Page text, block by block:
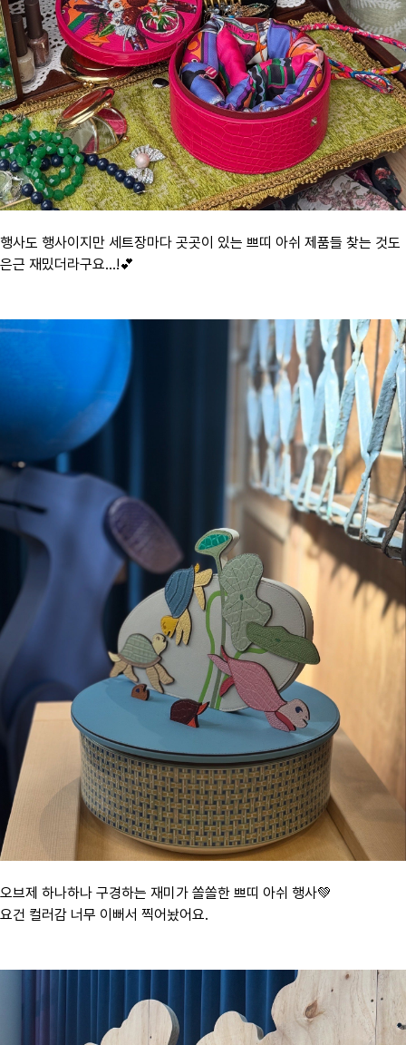
행사도 행사이지만 세트장마다 곳곳이 있는 쁘띠 아쉬 제품들 찾는 것도
은근 재밌더라구요...!💕
오브제 하나하나 구경하는 재미가 쏠쏠한 쁘띠 아쉬 행사💚
요건 컬러감 너무 이뻐서 찍어놨어요.